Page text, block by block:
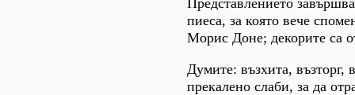
Представлението
пиеса, за която вече
Морис Доне; декорите са
Думите: възхита, възторг,
прекалено слаби, за да